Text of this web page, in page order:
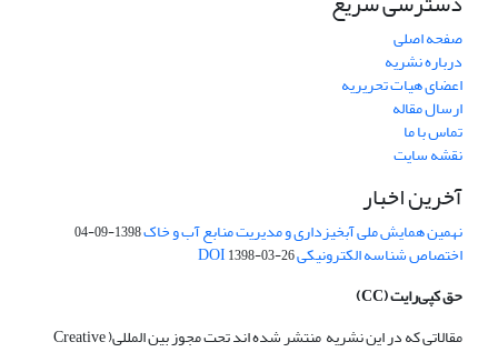
صفحه اصلی
درباره نشریه
اعضای هیات تحریریه
ارسال مقاله
تماس با ما
نقشه سایت
آخرین اخبار
نهمین همایش ملی آبخیزداری و مدیریت منابع آب و خاک1398-09-04
اختصاص شناسه الکترونیکی DOI1398-03-26
حق کپی‌رایت(CC)
مقالاتی که در این نشریه منتشر شده اند تحت مجوز بین المللی( Creative